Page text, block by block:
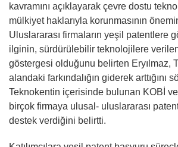
kavramını açıklayarak çevre dostu
mülkiyet haklarıyla korunmasının
Uluslararası firmaların yeşil patentlere
ilginin, sürdürülebilir teknolojilere
göstergesi olduğunu belirten Eryılmaz,
alandaki farkındalığın giderek arttığını
Teknokentin içerisinde bulunan KOBİ
birçok firmaya ulusal- uluslararası
destek verdiğini belirtti.